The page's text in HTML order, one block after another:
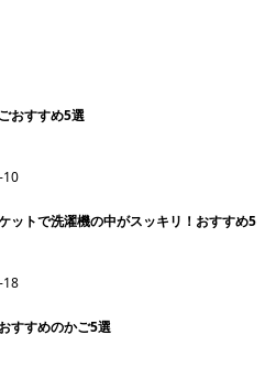
おすすめ5選
10
ットで洗濯機の中がスッキリ！おすすめ5
18
すすめのかご5選